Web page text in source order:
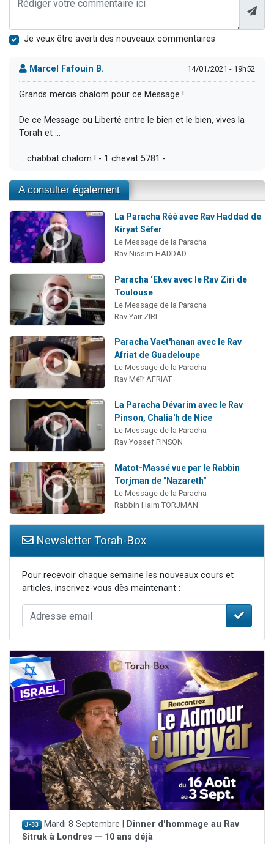
Je veux être averti des nouveaux commentaires
Marcel Fafouin B. 14/01/2021 - 19h52
Grands mercis chalom pour ce Message !
De ce Message ou Liberté entre le bien et le bien, vives la
Torah et …
… chabbat chalom ! - 1 chevat 5781 -
A consulter également
La Paracha Réé avec Rav Haddad de
Kiryat Séfer
Le Message de la Paracha
Rav Nissim HADDAD
Paracha ‘Ekev avec le Rav Ziri de
Toulouse
Le Message de la Paracha
Rav Yaïr ZIRI
Paracha Vaet'hanan avec le Rav
Afriat de Guadeloupe
Le Message de la Paracha
Rav Méïr AFRIAT
La Paracha Dévarim avec le Rav
Pinson, Chalia'h de Nice
Le Message de la Paracha
Rav Yossef PINSON
Matot-Massé vue par le Rabbin
Torjman de "Nazareth"
Le Message de la Paracha
Rabbin Haim TORJMAN
Newsletter Torah-Box
Pour recevoir chaque semaine les nouveaux cours et
articles, inscrivez-vous dès maintenant :
J-33 Mardi 8 Septembre |
Dinner d'hommage au Rav
Sitruk à Londres — 10 ans déjà